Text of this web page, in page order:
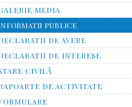
MEDIA
PUBLICE
DE AVERE
DE INTERESE
CIVILĂ
DE ACTIVITATE